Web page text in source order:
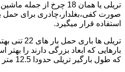
تریلی یا همان 18 چرخ از
صورت کفی،بغلدار،چادری برای
استفاده قرار میگیرد.
تریلی ها
بارهایی که ابعاد بزرگی دارند را
که طول بارگیر تریلی حدودا 12.5 متر است.